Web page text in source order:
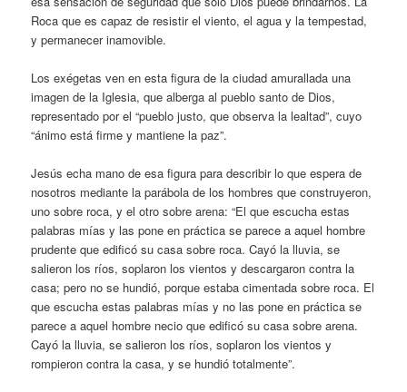
Roca que es capaz de resistir el viento, el agua y la tempestad,
y permanecer inamovible.
Los exégetas ven en esta figura de la ciudad amurallada una
imagen de la Iglesia, que alberga al pueblo santo de Dios,
representado por el “pueblo justo, que observa la lealtad”, cuyo
“ánimo está firme y mantiene la paz”.
Jesús echa mano de esa figura para describir lo que espera de
nosotros mediante la parábola de los hombres que construyeron,
uno sobre roca, y el otro sobre arena: “El que escucha estas
palabras mías y las pone en práctica se parece a aquel hombre
prudente que edificó su casa sobre roca. Cayó la lluvia, se
salieron los ríos, soplaron los vientos y descargaron contra la
casa; pero no se hundió, porque estaba cimentada sobre roca. El
que escucha estas palabras mías y no las pone en práctica se
parece a aquel hombre necio que edificó su casa sobre arena.
Cayó la lluvia, se salieron los ríos, soplaron los vientos y
rompieron contra la casa, y se hundió totalmente”.